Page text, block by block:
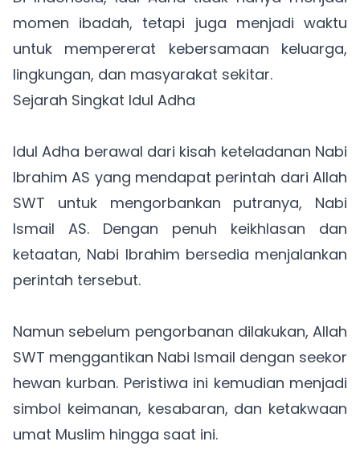
momen ibadah, tetapi juga menjadi waktu
untuk mempererat kebersamaan keluarga,
lingkungan, dan masyarakat sekitar.
Sejarah Singkat Idul Adha
Idul Adha berawal dari kisah keteladanan Nabi
Ibrahim AS yang mendapat perintah dari Allah
SWT untuk mengorbankan putranya, Nabi
Ismail AS. Dengan penuh keikhlasan dan
ketaatan, Nabi Ibrahim bersedia menjalankan
perintah tersebut.
Namun sebelum pengorbanan dilakukan, Allah
SWT menggantikan Nabi Ismail dengan seekor
hewan kurban. Peristiwa ini kemudian menjadi
simbol keimanan, kesabaran, dan ketakwaan
umat Muslim hingga saat ini.